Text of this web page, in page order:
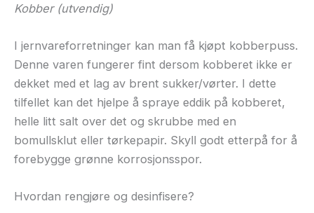
Kobber (utvendig)
I jernvareforretninger kan man få kjøpt kobberpuss.
Denne varen fungerer fint dersom kobberet ikke er
dekket med et lag av brent sukker/vørter. I dette
tilfellet kan det hjelpe å spraye eddik på kobberet,
helle litt salt over det og skrubbe med en
bomullsklut eller tørkepapir. Skyll godt etterpå for å
forebygge grønne korrosjonsspor.
Hvordan rengjøre og desinfisere?